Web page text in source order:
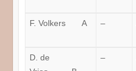
F. Volkers A –
D. de
–